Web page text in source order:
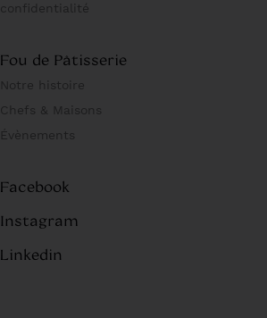
confidentialité
Fou de Pâtisserie
Notre histoire
Chefs & Maisons
Évènements
Facebook
Instagram
Linkedin